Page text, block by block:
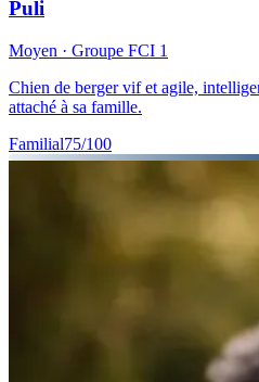
Puli
Moyen · Groupe FCI 1
Chien de berger vif et agile,
attaché à sa famille.
Familial75/100